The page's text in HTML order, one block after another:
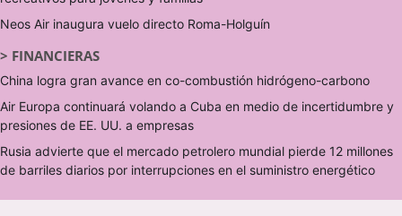
Neos Air inaugura vuelo directo Roma-Holguín
> FINANCIERAS
China logra gran avance en co-combustión hidrógeno-carbono
Air Europa continuará volando a Cuba en medio de incertidumbre y
presiones de EE. UU. a empresas
Rusia advierte que el mercado petrolero mundial pierde 12 millones
de barriles diarios por interrupciones en el suministro energético